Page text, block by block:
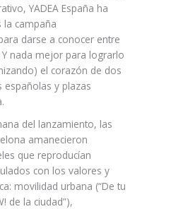
YADEA España ha
la campaña
darse a conocer entre
Y nada mejor para lograrlo
el corazón de dos
españolas y plazas
del lanzamiento, las
amanecieron
que reproducían
con los valores y
movilidad urbana (“De tu
de la ciudad”),